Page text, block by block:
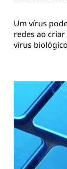
Um vírus
redes ao
vírus